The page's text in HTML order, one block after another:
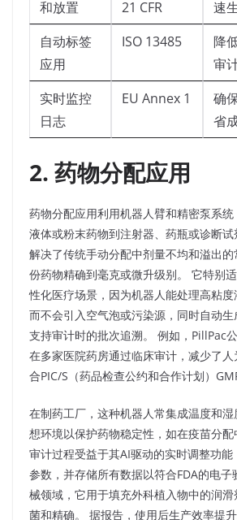
和放置
21 CFR
速
自动标签
应用
ISO 13485
降
审
实时监控
日志
EU Annex 1
确
省
2. 药物分配应用
药物分配应用利用机器人臂和精密泵系
液体或粉末药物到注射器、药瓶或诊断
解决了传统手动分配中剂量不均和溢出
份药物精确到毫克或微升级别。 它特别
性化医疗场景，因为机器人能处理高粘度
而不会引入空气泡或污染源，同时自动生
支持审计时的批次追溯。 例如，PillPac
在多家医院药房通过临床审计，减少了
合PIC/S（药品检查公约和合作计划）
在制药工厂，这种机器人常集成温度和
想环境以保护药物稳定性，如在疫苗分配
审计过程受益于其AI驱动的实时调整功
参数，并存储所有数据以符合FDA的电子
械领域，它用于填充外科植入物中的润
菌和精确。 据报告，使用后生产效率提